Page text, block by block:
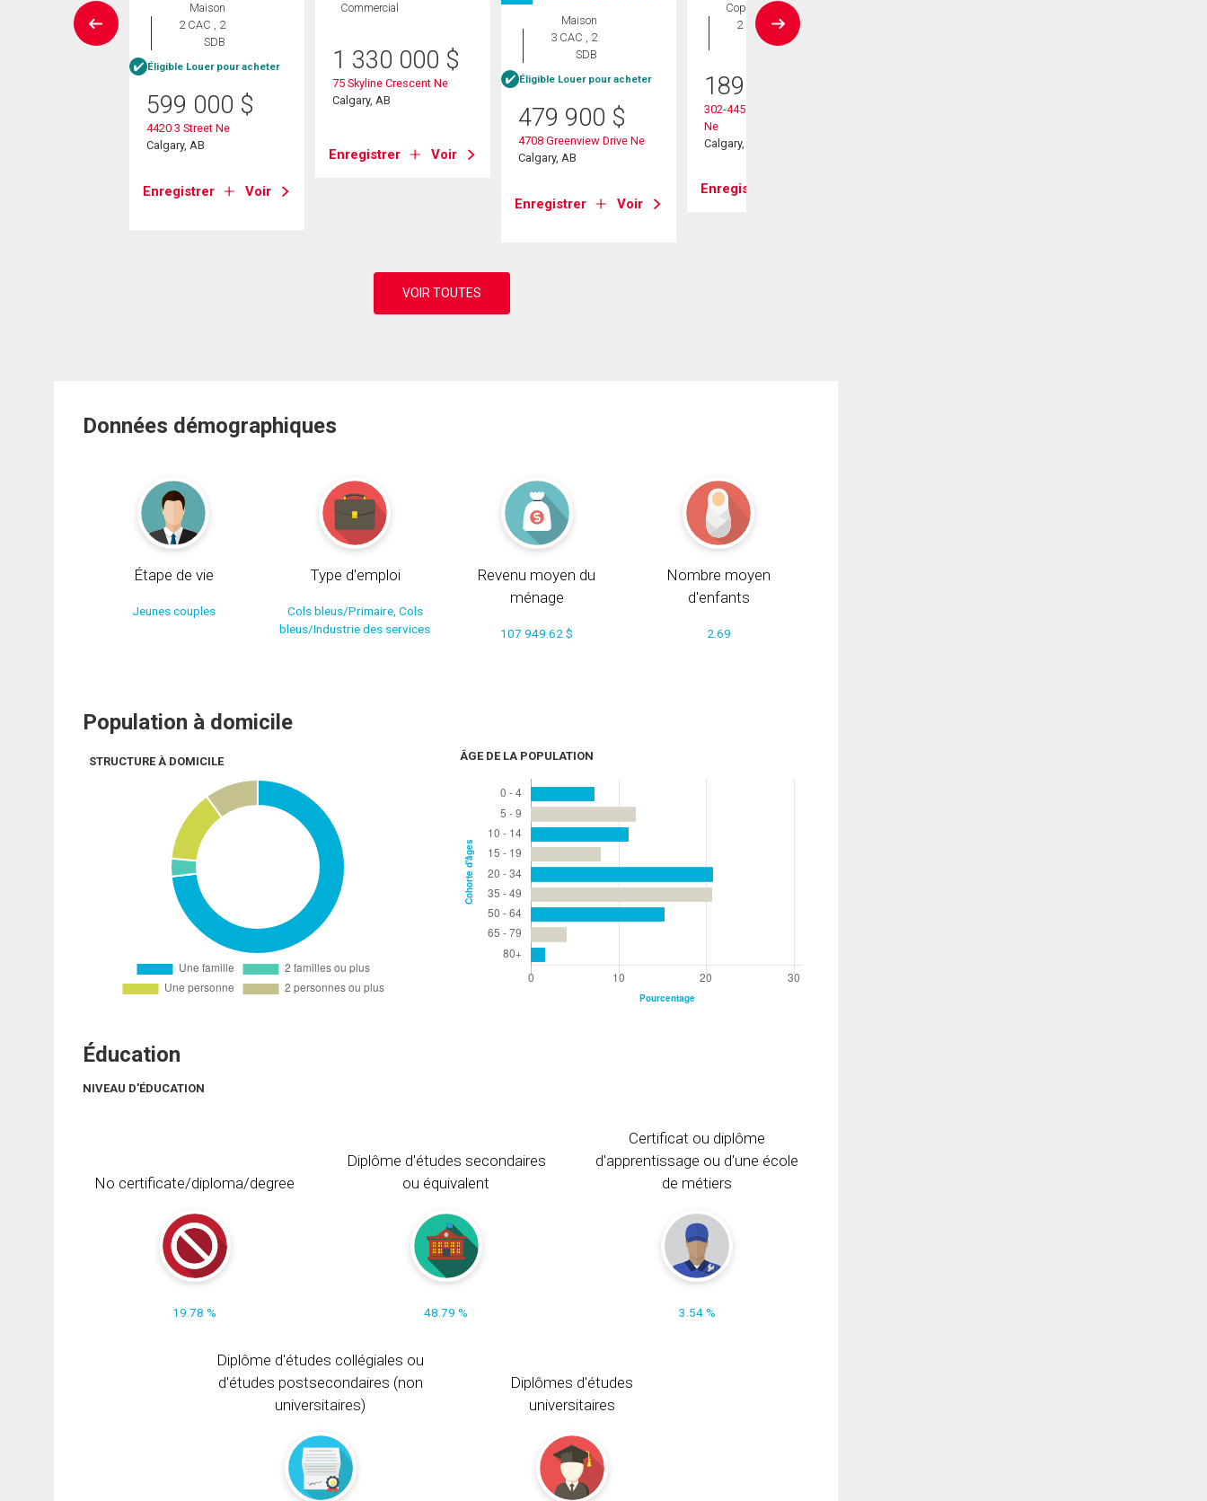
Maison
2 CAC , 2
SDB
Éligible Louer pour acheter
599 000 $
4420 3 Street Ne
Calgary, AB
Enregistrer Voir
Commercial
1 330 000 $
75 Skyline Crescent Ne
Calgary, AB
Enregistrer Voir
Maison
3 CAC , 2
SDB
Éligible Louer pour acheter
479 900 $
4708 Greenview Drive Ne
Calgary, AB
Enregistrer Voir
Copropriété
2 CAC , 1
SDB
189 900
302-4455a Greenview Drive
Ne
Calgary, AB
Enregistrer
Données démographiques
Étape de vie
Jeunes couples
Type d'emploi
Cols bleus/Primaire, Cols
bleus/Industrie des services
Revenu moyen du
ménage
107 949.62 $
Nombre moyen
d'enfants
2.69
Population à domicile
STRUCTURE À DOMICILE ÂGE DE LA POPULATION
Éducation
NIVEAU D'ÉDUCATION
No certificate/diploma/degree
19.78 %
Diplôme d'études secondaires
ou équivalent
48.79 %
Certificat ou diplôme
d'apprentissage ou d'une école
de métiers
3.54 %
Diplôme d'études collégiales ou
d'études postsecondaires (non
universitaires)
Diplômes d'études
universitaires